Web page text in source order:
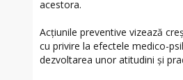
acestora.
Acțiunile preventive vizează
cu privire la efectele medico-
dezvoltarea unor atitudini şi